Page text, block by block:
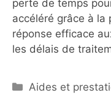
perte de temps
accéléré grâce à la
réponse efficace
les délais de
Catégories
Aides et